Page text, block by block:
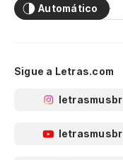
Automático
Sigue a Letras.com
letrasmusbr
letrasmusbr